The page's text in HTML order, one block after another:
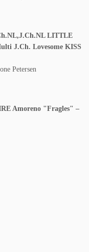
LITTLE
J.Ch. Lovesome KISS
Petersen
Amoreno "Fragles" –